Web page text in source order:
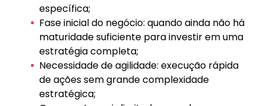
específica;
Fase inicial do negócio: quando ainda não há
maturidade suficiente para investir em uma
estratégia completa;
Necessidade de agilidade: execução rápida
de ações sem grande complexidade
estratégica;